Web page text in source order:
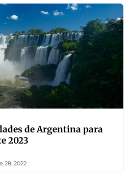
de Argentina para
2023
28, 2022